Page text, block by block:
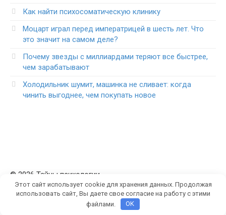
Как найти психосоматическую клинику
Моцарт играл перед императрицей в шесть лет. Что
это значит на самом деле?
Почему звезды с миллиардами теряют все быстрее,
чем зарабатывают
Холодильник шумит, машинка не сливает: когда
чинить выгоднее, чем покупать новое
© 2026 Тайны психологии
Этот сайт использует cookie для хранения данных. Продолжая
использовать сайт, Вы даете свое согласие на работу с этими
файлами.
OK